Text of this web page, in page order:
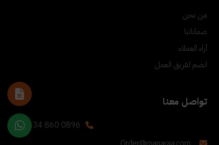
من نحن
ضماناتنا
آراء العملاء
انضم لفريق العمل
تواصل معنا
+90 534 860 0896